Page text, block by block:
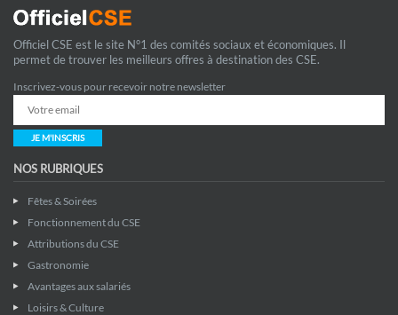
Officiel CSE est le site N°1 des comités sociaux et économiques. Il
permet de trouver les meilleurs offres à destination des CSE.
Inscrivez-vous pour recevoir notre newsletter
JE M'INSCRIS
NOS RUBRIQUES
Fêtes & Soirées
Fonctionnement du CSE
Attributions du CSE
Gastronomie
Avantages aux salariés
Loisirs & Culture